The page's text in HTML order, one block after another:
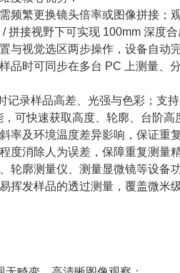
繁更换镜头倍率或图像拼接；
接视野下可实现 100mm 深度合
与视觉选区两步操作，设备自动
品时可同步在多台 PC 上测量、
录样品高差、光强与色彩；支
可快速获取高度、轮廓、台阶高
率及环境温度差异影响，保证重
度消除人为误差，保障重复测量精
轮廓测量仪、测量显微镜等设备
挥发样品的透过测量，覆盖微米